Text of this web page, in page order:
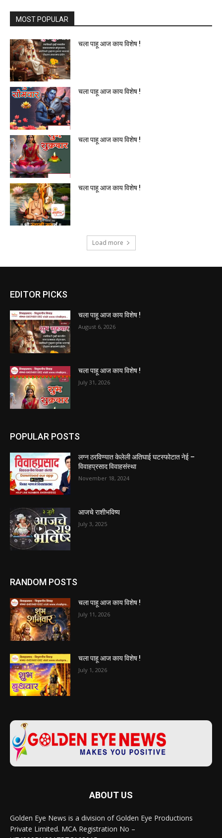
MOST POPULAR
चला पाहू आज काय विशेष !
चला पाहू आज काय विशेष !
चला पाहू आज काय विशेष !
चला पाहू आज काय विशेष !
Load more
EDITOR PICKS
चला पाहू आज काय विशेष !
August 6, 2026
चला पाहू आज काय विशेष !
July 31, 2026
POPULAR POSTS
लग्न ठरविण्यात केलेली अतिघाई घटस्फोटात नेई –
विवाहप्रसाद विवाहसंस्था
November 18, 2024
आजचे राशीभविष्य
July 3, 2025
RANDOM POSTS
चला पाहू आज काय विशेष !
July 11, 2026
चला पाहू आज काय विशेष !
July 1, 2026
ABOUT US
Golden Eye News is a division of Golden Eye Productions
Private Limited. MCA Registration No –